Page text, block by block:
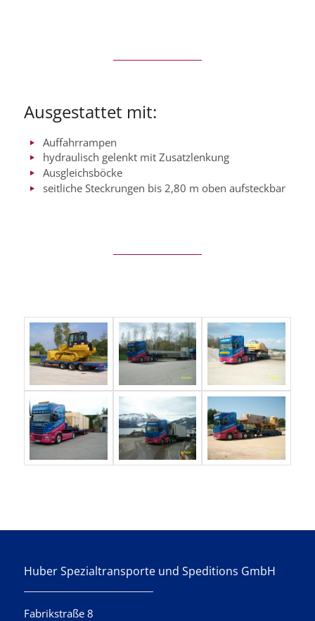
Ausgestattet mit:
Auffahrrampen
hydraulisch gelenkt mit Zusatzlenkung
Ausgleichsböcke
seitliche Steckrungen bis 2,80 m oben aufsteckbar
Huber Spezialtransporte und Speditions GmbH
Fabrikstraße 8